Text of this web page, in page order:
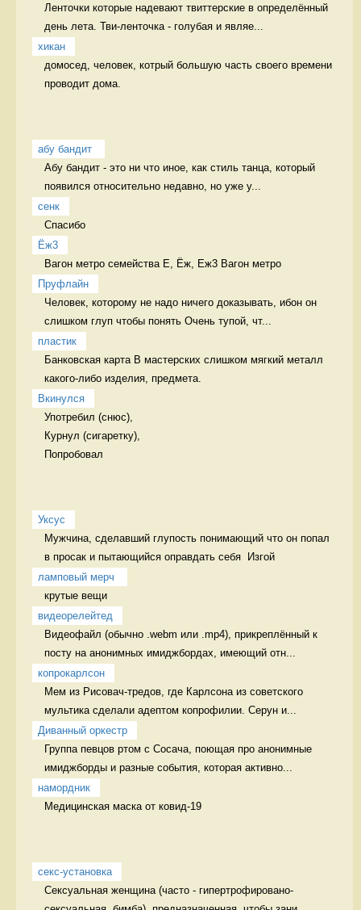
Ленточки которые надевают твиттерские в определённый
день лета. Тви-ленточка - голубая и являе...
хикан
домосед, человек, котрый большую часть своего времени
проводит дома.
абу бандит
Абу бандит - это ни что иное, как стиль танца, который
появился относительно недавно, но уже у...
сенк
Спасибо
Ёж3
Вагон метро семейства Е, Ёж, Еж3 Вагон метро
Пруфлайн
Человек, которому не надо ничего доказывать, ибон он
слишком глуп чтобы понять Очень тупой, чт...
пластик
Банковская карта В мастерских слишком мягкий металл
какого-либо изделия, предмета.
Вкинулся
Употребил (снюс),
Курнул (сигаретку),
Попробовал
Уксус
Мужчина, сделавший глупость понимающий что он попал
в просак и пытающийся оправдать себя  Изгой
ламповый мерч
крутые вещи
видеорелейтед
Видеофайл (обычно .webm или .mp4), прикреплённый к
посту на анонимных имиджбордах, имеющий отн...
копрокарлсон
Мем из Рисовач-тредов, где Карлсона из советского
мультика сделали адептом копрофилии. Серун и...
Диванный оркестр
Группа певцов ртом с Сосача, поющая про анонимные
имиджборды и разные события, которая активно...
намордник
Медицинская маска от ковид-19
секс-установка
Сексуальная женщина (часто - гипертрофировано-